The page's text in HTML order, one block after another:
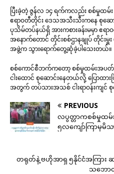
ပြီးခဲ့တဲ့ ဇွန်လ ၁၄ ရက်ကလည်း စစ်မှုထ
ဧရာဝတီတိုင်း ဒေသအသီးသီးကနေ စုဆ
ပုသိမ်တပ်နယ်ရှိ အားကစားခန်းမမှာ ဧရာ
အနောက်တောင် တိုင်းစစ်ဌာနချုပ် တိုင်း
အဖွဲ့က သွားရောက်တွေ့ဆုံခဲ့ပါသေးတယ်။
စစ်ကောင်စီဘက်ကတော့ စစ်မှုထမ်းအပ
ငါးထောင် စုဆောင်းနေတယ်လို့ ပြောထ
အတွက် တပ်သားအသစ် ငါးရာဝန်းကျင် စု
PREVIOUS
လပွတ္တာကစစ်မှုထ
၅လကျော်ကြာမှမိသ
တရုတ်နဲ့ ဗဟိုအာရှ ၅နိုင်ငံအကြား
သဘော